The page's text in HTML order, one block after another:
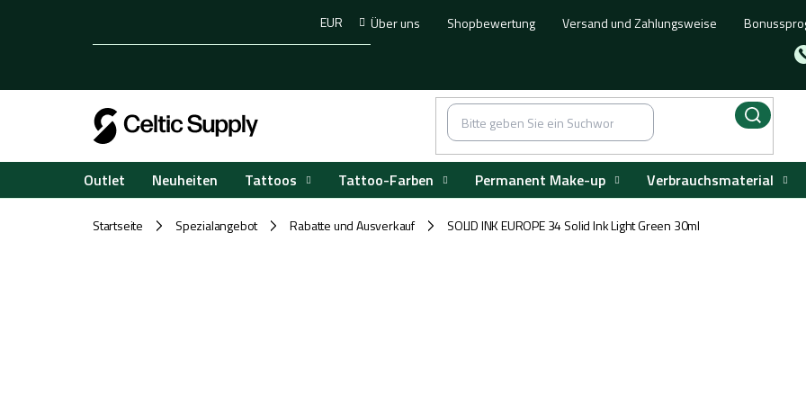
Über uns Shopbewertung Versand und Zahlungsweise
EUR
Outlet Neuheiten Tattoos Tattoo-Farben Permanent Make-up Verbrauchsmaterial
Startseite / Spezialangebot / Rabatte und Ausverkauf / SOLID INK EUROPE 34 Solid Ink Light Green 30ml